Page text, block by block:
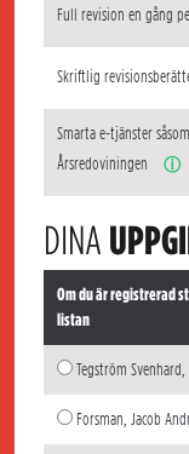
Full revision en gång
Skriftlig
Smarta e-tjänster
Årsredoviningen
ⓘ
DINA
Om du är registrerad
listan
Tegström
Forsman, Jacob